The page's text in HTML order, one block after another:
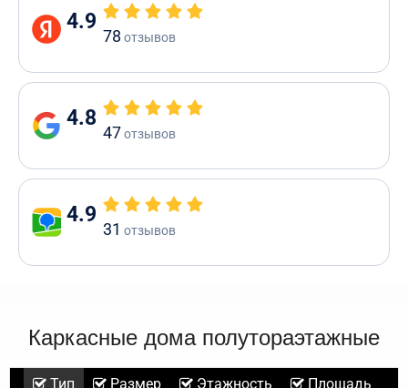
4.9
78 отзывов
4.8
47отзывов
4.9
31 отзывов
Каркасные дома полутораэтажные
Тип Размер Этажность
Площадь